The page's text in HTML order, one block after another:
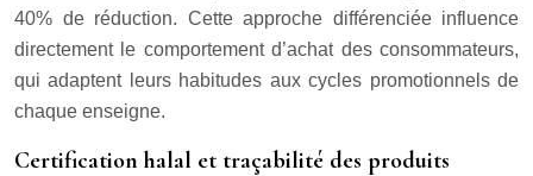
40% de réduction. Cette approche différenciée influence
directement le comportement d’achat des consommateurs,
qui adaptent leurs habitudes aux cycles promotionnels de
chaque enseigne.
Certification halal et traçabilité des produits